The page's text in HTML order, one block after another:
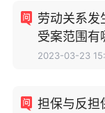
劳动关系发
受案范围有
2023-03-23
担保与反担